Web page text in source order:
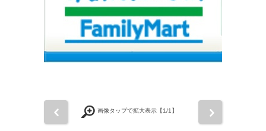
画像タップで拡大表示【1/1】